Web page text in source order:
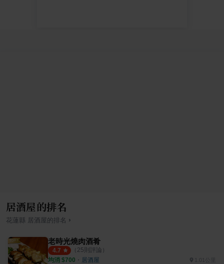
居酒屋的排名
花蓮縣 居酒屋 的排名 ›
老時光燒肉酒肴
4.7 （ 25則評論）
均消 $700 ・ 居酒屋